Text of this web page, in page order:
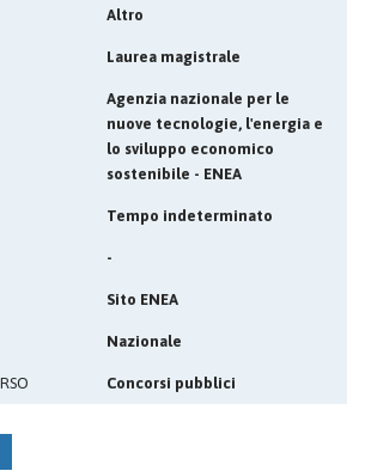
Altro
Laurea magistrale
Agenzia nazionale per le
nuove tecnologie, l'energia e
lo sviluppo economico
sostenibile - ENEA
Tempo indeterminato
-
Sito ENEA
Nazionale
Concorsi pubblici